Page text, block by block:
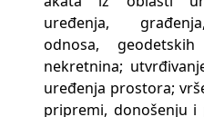
uređenja,
odnosa,
nekretnina;
uređenja prostora;
pripremi, donošenju